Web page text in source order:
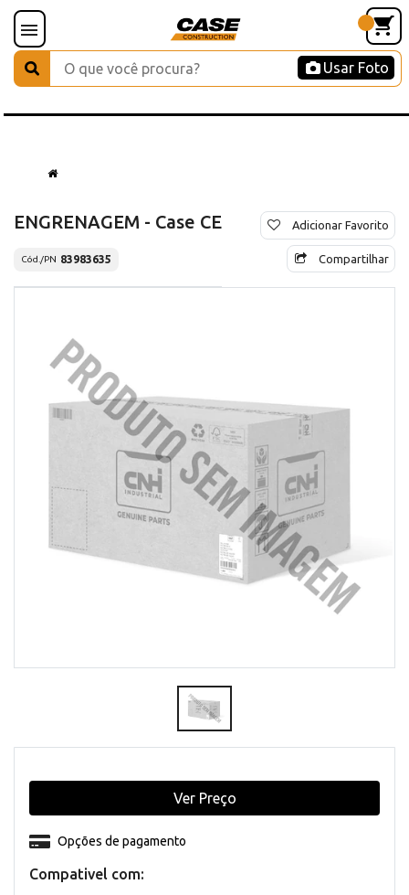
Usar Foto
ENGRENAGEM - Case CE
Cód./PN 83983635
Adicionar Favorito
Compartilhar
Compativel com:
Opções de pagamento
Ver Preço